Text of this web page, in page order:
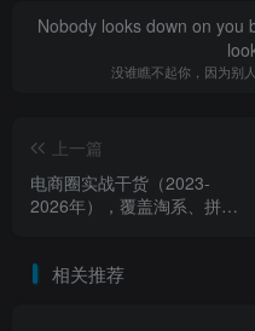
Nobody looks down on you
没谁瞧不起你，因为别
上一篇
电商圈实战干货（2023-
2026年），覆盖淘系、拼多
效率、稳盈利
相关推荐